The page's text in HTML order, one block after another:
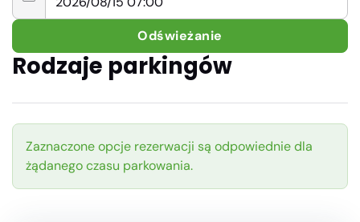
Odświeżanie
Rodzaje parkingów
Zaznaczone opcje rezerwacji są odpowiednie dla
żądanego czasu parkowania.